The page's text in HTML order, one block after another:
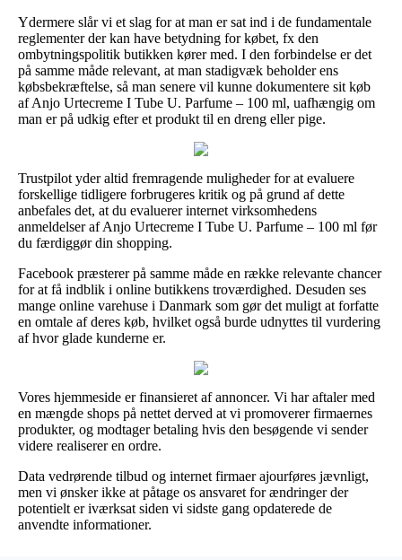
Ydermere slår vi et slag for at man er sat ind i de fundamentale
reglementer der kan have betydning for købet, fx den
ombytningspolitik butikken kører med. I den forbindelse er det
på samme måde relevant, at man stadigvæk beholder ens
købsbekræftelse, så man senere vil kunne dokumentere sit køb
af Anjo Urtecreme I Tube U. Parfume – 100 ml, uafhængig om
man er på udkig efter et produkt til en dreng eller pige.
Trustpilot yder altid fremragende muligheder for at evaluere
forskellige tidligere forbrugeres kritik og på grund af dette
anbefales det, at du evaluerer internet virksomhedens
anmeldelser af Anjo Urtecreme I Tube U. Parfume – 100 ml før
du færdiggør din shopping.
Facebook præsterer på samme måde en række relevante chancer
for at få indblik i online butikkens troværdighed. Desuden ses
mange online varehuse i Danmark som gør det muligt at forfatte
en omtale af deres køb, hvilket også burde udnyttes til vurdering
af hvor glade kunderne er.
Vores hjemmeside er finansieret af annoncer. Vi har aftaler med
en mængde shops på nettet derved at vi promoverer firmaernes
produkter, og modtager betaling hvis den besøgende vi sender
videre realiserer en ordre.
Data vedrørende tilbud og internet firmaer ajourføres jævnligt,
men vi ønsker ikke at påtage os ansvaret for ændringer der
potentielt er iværksat siden vi sidste gang opdaterede de
anvendte informationer.